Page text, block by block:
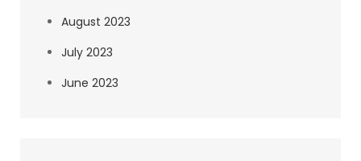
August 2023
July 2023
June 2023